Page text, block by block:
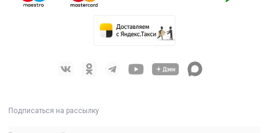
Подписаться на рассылку